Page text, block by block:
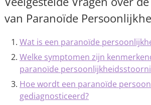
van Paranoïde
Wat is een paranoïde
Welke symptomen zijn
paranoïde
Hoe wordt een paranoïde
gediagnosticeerd?